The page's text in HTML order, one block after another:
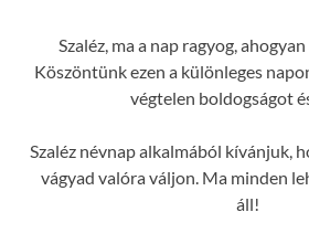
Szaléz, ma a nap ragyog,
Köszöntünk ezen a különleges
végtelen boldogságot
Szaléz névnap alkalmából kívánjuk,
vágyad valóra váljon. Ma minden
áll!